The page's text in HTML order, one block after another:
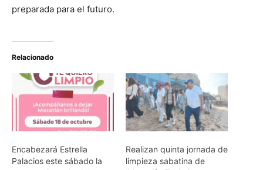
preparada para el futuro.
Relacionado
Encabezará Estrella
Palacios este sábado la
Realizan quinta jornada de
limpieza sabatina de